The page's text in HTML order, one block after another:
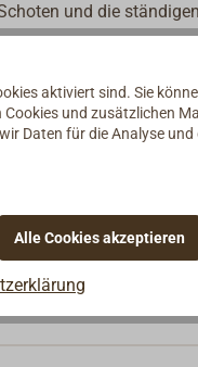
und die ständigen
aktiviert sind. Sie
und zusätzlichen
Daten für die Analyse
Alle Cookies akzeptieren